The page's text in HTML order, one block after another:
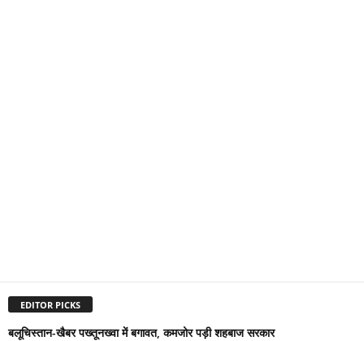
EDITOR PICKS
बलूचिस्तान-खैबर पख्तूनख्वा में बगावत, कमजोर पड़ी शहबाज सरकार